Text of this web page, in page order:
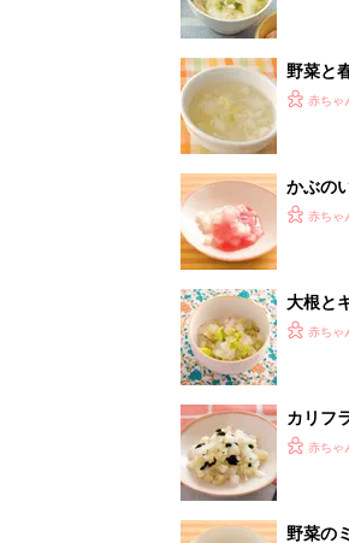
野菜と
赤ちゃ
かぶの
赤ちゃ
大根と
赤ちゃ
カリフ
赤ちゃ
野菜の